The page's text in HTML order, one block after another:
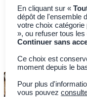
En cliquant sur «
dépôt de l'ensemble
votre choix
», ou refuser tous
Continuer sans
Ce choix est
moment depuis le
Pour plus
vous pouvez